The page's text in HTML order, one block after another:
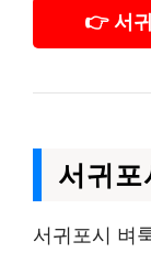
👉 서
서귀
서귀포시 벼